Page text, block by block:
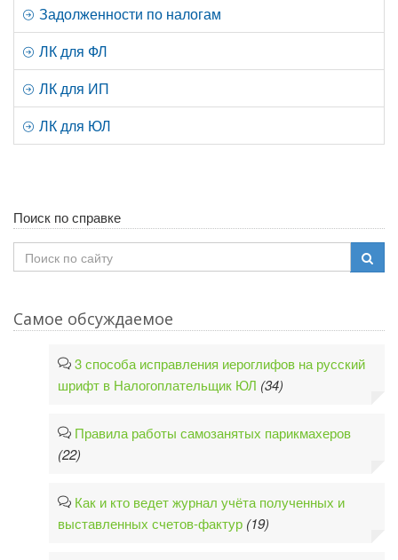
Задолженности по налогам
ЛК для ФЛ
ЛК для ИП
ЛК для ЮЛ
Поиск по справке
Самое обсуждаемое
3 способа исправления иероглифов на русский
шрифт в Налогоплательщик ЮЛ (34)
Правила работы самозанятых парикмахеров
(22)
Как и кто ведет журнал учёта полученных и
выставленных счетов-фактур (19)